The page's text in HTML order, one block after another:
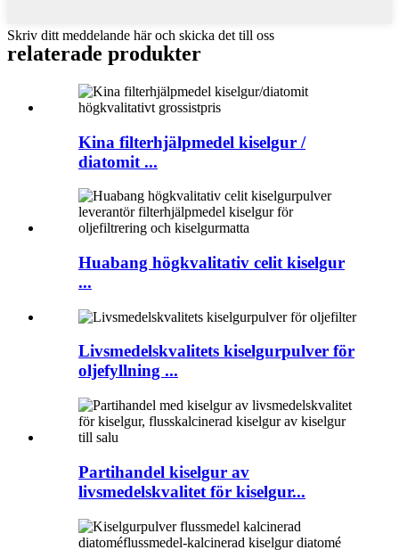
Skriv ditt meddelande här och skicka det till oss
relaterade produkter
Kina filterhjälpmedel kiselgur /
diatomit ...
Huabang högkvalitativ celit kiselgur
...
Livsmedelskvalitets kiselgurpulver för
oljefyllning ...
Partihandel kiselgur av
livsmedelskvalitet för kiselgur...